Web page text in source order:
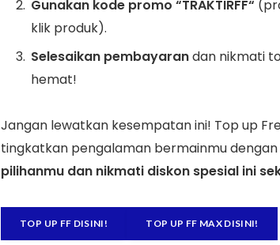
Gunakan kode promo “TRAKTIRFF“
klik produk).
Selesaikan pembayarandan nikmati
hemat!
Jangan lewatkan kesempatan ini! Top up
tingkatkan pengalaman bermainmu
pilihanmu dan nikmati diskon spesial ini
TOP UP FF DISINI! TOP UP FF MAX DISINI!